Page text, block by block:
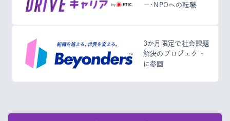
ー・NPOへの転職
3か月限定で社会課題
解決のプロジェクト
に参画